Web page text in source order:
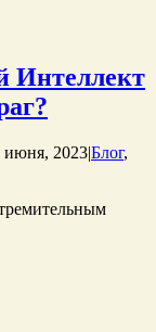
Интеллект
июня, 2023|Блог,